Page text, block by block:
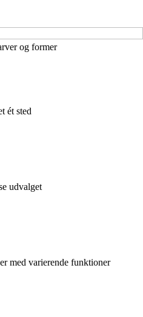
og former
ét sted
udvalget
med varierende funktioner